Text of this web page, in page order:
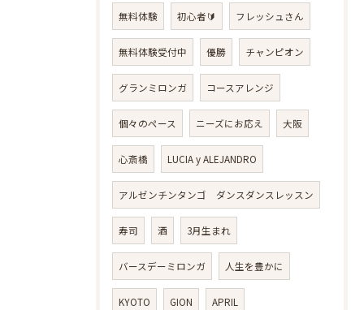
無料体験 初心者🔰 フレッシュさん
無料体験受付中 優勝 チャンピオン
グランミロンガ コースアレンジ
個々のペース ニーズにお応え 大阪
心斎橋 LUCIA y ALEJANDRO
アルゼンチンタンゴ ダンスダンスレッスン
寿司 酒 3月生まれ
バースデーミロンガ 人生を豊かに
KYOTO GION APRIL